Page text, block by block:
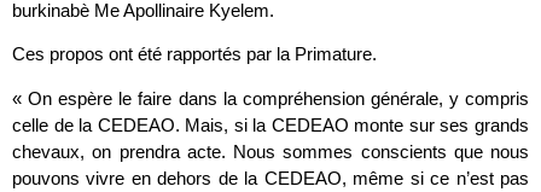
burkinabè Me Apollinaire Kyelem.
Ces propos ont été rapportés par la Primature.
« On espère le faire dans la compréhension générale, y compris
celle de la CEDEAO. Mais, si la CEDEAO monte sur ses grands
chevaux, on prendra acte. Nous sommes conscients que nous
pouvons vivre en dehors de la CEDEAO, même si ce n’est pas